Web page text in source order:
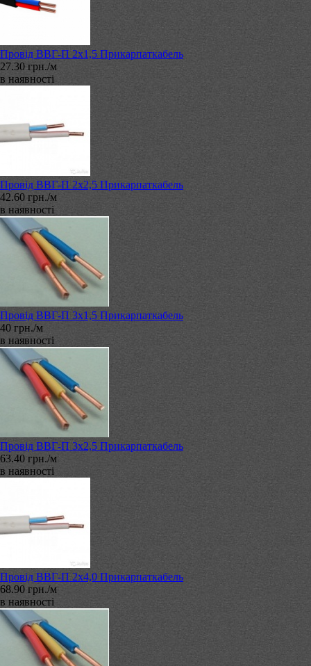
Провід ВВГ-П 2х1,5 Прикарпаткабель
27.30 грн./м
в наявності
Провід ВВГ-П 2х2,5 Прикарпаткабель
42.60 грн./м
в наявності
Провід ВВГ-П 3х1,5 Прикарпаткабель
40 грн./м
в наявності
Провід ВВГ-П 3х2,5 Прикарпаткабель
63.40 грн./м
в наявності
Провід ВВГ-П 2х4,0 Прикарпаткабель
68.90 грн./м
в наявності